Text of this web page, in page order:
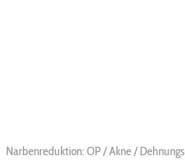
Narbenreduktion: OP / Akne /